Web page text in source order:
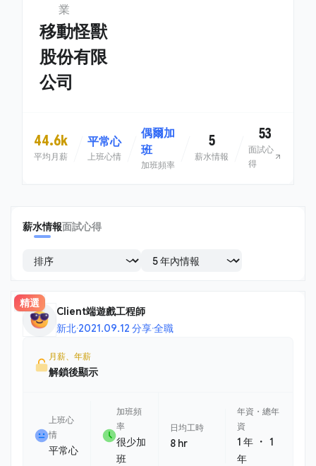
業
移動怪獸
股份有限
公司
44.6k
平均月薪
平常心
上班心情
偶爾加
班
加班頻率
5
薪水情報
53
面試心
得
薪水情報面試心得
精選
Client端遊戲工程師
新北·2021.09.12 分享·全職
月薪、年薪
解鎖後顯示
上班心
情
平常心
加班頻
率
很少加
班
日均工時
8 hr
年資・總年
資
1 年 ・1
年